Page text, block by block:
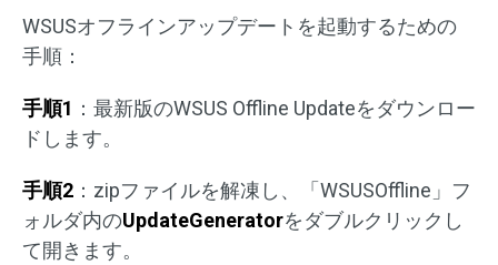
WSUSオフラインアップデートを起動するための
手順：
手順1 ：最新版のWSUS Offline Updateをダウンロー
ドします。
手順2 ：zipファイルを解凍し、「WSUSOffline」フ
ォルダ内のUpdateGeneratorをダブルクリックし
て開きます。